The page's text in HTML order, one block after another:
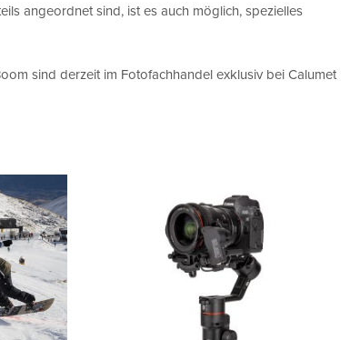
angeordnet sind, ist es auch möglich, spezielles
sind derzeit im Fotofachhandel exklusiv bei Calumet